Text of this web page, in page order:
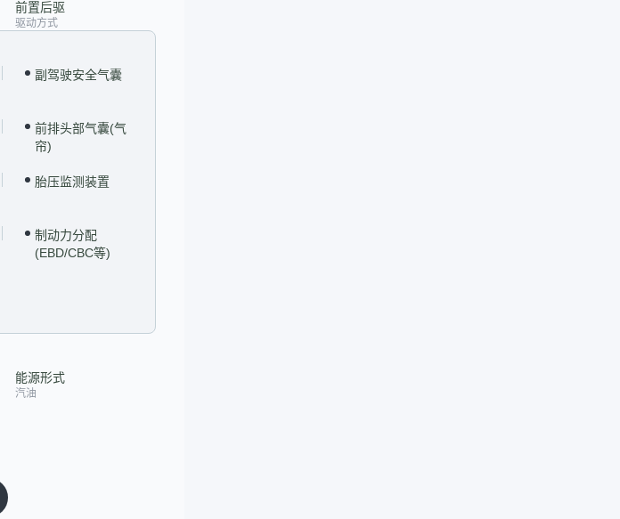
前置后驱
驱动方式
副驾驶安全气囊
前排头部气囊(气
帘)
胎压监测装置
制动力分配
(EBD/CBC等)
能源形式
汽油